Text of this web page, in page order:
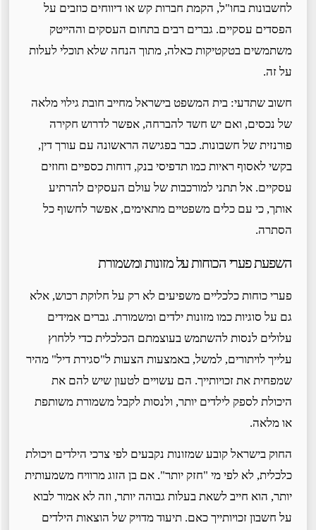
לחשבונות בחו"ל, הקמת חברות קש או דיווחים כוזבים על
הפסדים עסקיים. גברים רבים בתחום העסקים וההייטק
משתמשים בטקטיקות כאלה, מתוך הנחה שלא תוכלי לעלות
על זה.
חשוב שתדעי: בית המשפט בישראל מחייב חובת גילוי מלאה
של נכסים, ואם יש חשד להברחה, אפשר לדרוש חקירה
פורנזית של חשבונות. כבר בפגישה הראשונה עם עורך דין,
בקשי לאסוף ראיות כמו תדפיסי בנק, דוחות כספיים וחוזים
עסקיים. אל תתני למורכבות של עולם העסקים להרתיע
אותך, כי עם כלים משפטיים מתאימים, אפשר לחשוף כל
הסתרה.
השפעת פערי הכוחות על מזונות ומשמורת
פערי כוחות כלכליים משפיעים לא רק על חלוקת רכוש, אלא
גם על סוגיות כמו מזונות ילדים ומשמורת. גברים אמידים
עלולים לנסות להשתמש בעוצמתם הכלכלית כדי ללחוץ
עלייך לויתורים, למשל, באמצעות הצעות ל"סגירת דיל" מהיר
שמפחית את זכויותייך. הם עשויים לטעון שיש להם את
היכולת לספק לילדים יותר, ולנסות לקבל משמורת משותפת
או מלאה.
החוק בישראל קובע שמזונות נקבעים לפי צרכי הילדים ויכולת
כלכלית, לא לפי מי "חזק יותר". אם בן הזוג מרוויח משמעותית
יותר, הוא חייב לשאת בעלות גבוהה יותר, וזה לא אמור לבוא
על חשבון זכויותייך כאם. תיעוד מדויק של הוצאות הילדים